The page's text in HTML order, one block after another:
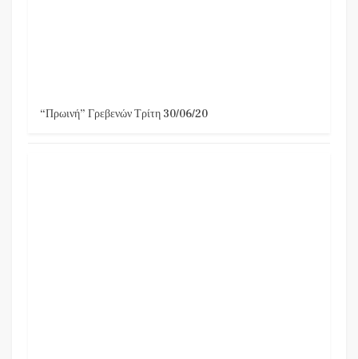
“Πρωινή” Γρεβενών Τρίτη 30/06/20